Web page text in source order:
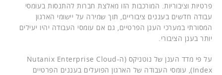
פרטיות וציבוריות. המורכבות הזו מאלצת חברות להתנסות בעומסי
עבודה חדשים בעננים ציבוריים, תוך שמירה על יישומי הארגון
המסורתי במערכי הענן הפרטיים, גם אם עומסי העבודה יהיו יעילים
יותר בענן הציבורי.
על פי מדד הענן של נוטניקס (ה-Nutanix Enterprise Cloud
Index), עומסי העבודה של הארגון הפועלים בעננים הפרטיים